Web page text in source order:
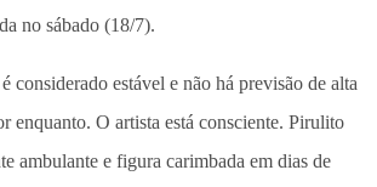
no sábado (18/7).
considerado estável e não há previsão de alta
enquanto. O artista está consciente. Pirulito
ambulante e figura carimbada em dias de